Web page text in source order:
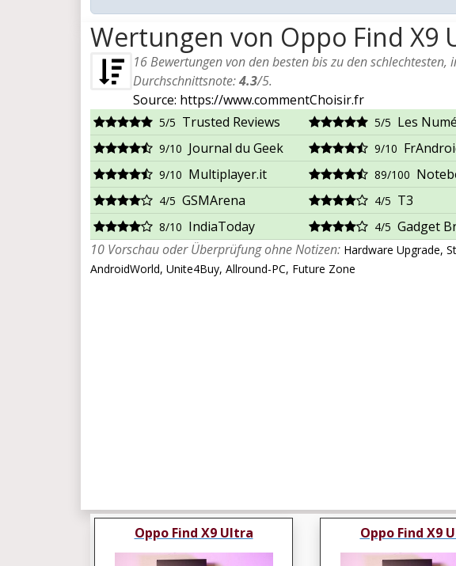
Wertungen von Oppo Find X9
16Bewertungen von den besten bis zu den
Durchschnittsnote:4.3/5.
Source: https://www.commentChoisir.fr
5/5 Trusted Reviews 5/5 Les
9/10 Journal du Geek 9/10
9/10 Multiplayer.it 89/100
4/5 GSMArena 4/5 T3
8/10 IndiaToday 4/5 Gadget
10 Vorschau oder Überprüfung ohne Notizen: Hardware Upgrade,
AndroidWorld, Unite4Buy, Allround-PC, Future Zone
Oppo Find X9 Ultra Oppo Find X9